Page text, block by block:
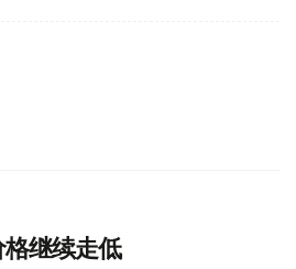
继续走低